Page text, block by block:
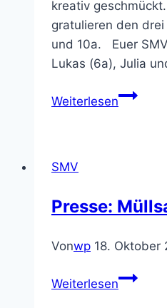
kreativ
gratulieren den
und 10a. Euer
Lukas (6a), Julia
WeiterlesenSMV
SMV
Presse:
Vonwp 18. Oktober
WeiterlesenPresse: